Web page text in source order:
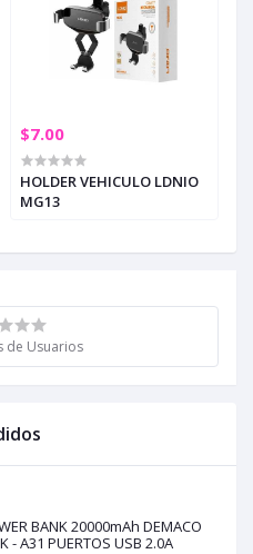
de Usuarios
BANK 20000mAh DEMACO
- A31 PUERTOS USB 2.0A
$7.00
HOLDER VEHICULO LDNIO
MG13